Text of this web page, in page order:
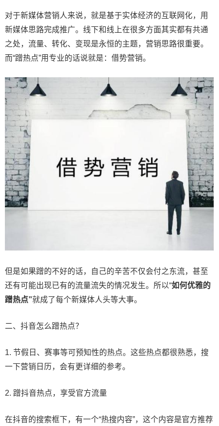
对于新媒体营销人来说，就是基于实体经济的互联网化，用
新媒体思路完成推广。线下和线上在很多方面其实都有共通
之处，流量、转化、变现是永恒的主题，营销思路很重要。
而“蹭热点”用专业的话说就是：借势营销。
但是如果蹭的不好的话，自己的辛苦不仅会付之东流，甚至
还有可能出现已有的流量流失的情况发生。所以“如何优雅的
蹭热点”就成了每个新媒体人头等大事。
二、抖音怎么蹭热点？
1. 节假日、赛事等可预知性的热点。这些热点都很熟悉，搜
一下营销日历，会有更详细的参考。
2. 蹭抖音热点，享受官方流量
在抖音的搜索框下，有一个“热搜内容”，这个内容是官方推荐